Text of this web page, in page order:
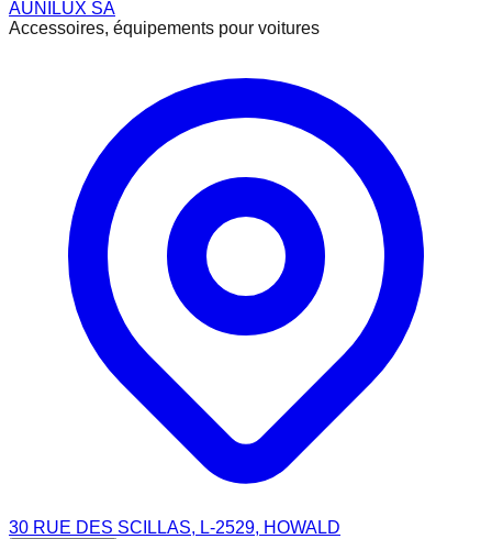
AUNILUX SA
Accessoires, équipements pour voitures
30 RUE DES SCILLAS, L-2529, HOWALD